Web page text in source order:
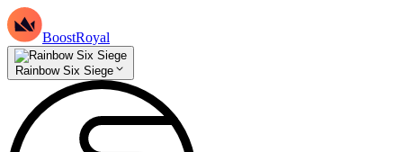
BoostRoyal
Rainbow Six Siege